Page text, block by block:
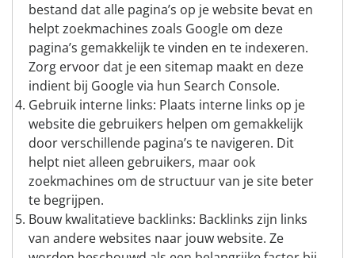
bestand dat alle pagina’s op je website bevat en
helpt zoekmachines zoals Google om deze
pagina’s gemakkelijk te vinden en te indexeren.
Zorg ervoor dat je een sitemap maakt en deze
indient bij Google via hun Search Console.
Gebruik interne links: Plaats interne links op je
website die gebruikers helpen om gemakkelijk
door verschillende pagina’s te navigeren. Dit
helpt niet alleen gebruikers, maar ook
zoekmachines om de structuur van je site beter
te begrijpen.
Bouw kwalitatieve backlinks: Backlinks zijn links
van andere websites naar jouw website. Ze